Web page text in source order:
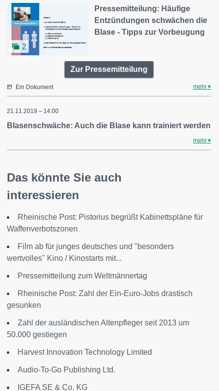
2
Pressemitteilung: Häufige
Entzündungen schwächen die
Blase - Tipps zur Vorbeugung
Zur Pressemitteilung
Ein Dokument mehr
21.11.2019 – 14:00
Blasenschwäche: Auch die Blase kann trainiert werden
mehr
Das könnte Sie auch
interessieren
Rheinische Post: Pistorius begrüßt Kabinettspläne für
Waffenverbotszonen
Film ab für junges deutsches und "besonders
wertvolles" Kino / Kinostarts mit...
Pressemitteilung zum Weltmännertag
Rheinische Post: Zahl der Ein-Euro-Jobs drastisch
gesunken
Zahl der ausländischen Altenpfleger seit 2013 um
50.000 gestiegen
Harvest Innovation Technology Limited
Audio-To-Go Publishing Ltd.
IGEFA SE & Co. KG